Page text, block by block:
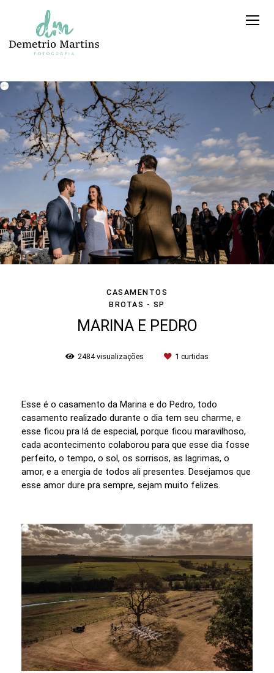
CASAMENTOS
BROTAS - SP
MARINA E PEDRO
2484visualizações 1 curtidas
Esse é o casamento da Marina e do Pedro, todo
casamento realizado durante o dia tem seu charme, e
esse ficou pra lá de especial, porque ficou maravilhoso,
cada acontecimento colaborou para que esse dia fosse
perfeito, o tempo, o sol, os sorrisos, as lagrimas, o
amor, e a energia de todos ali presentes. Desejamos que
esse amor dure pra sempre, sejam muito felizes.